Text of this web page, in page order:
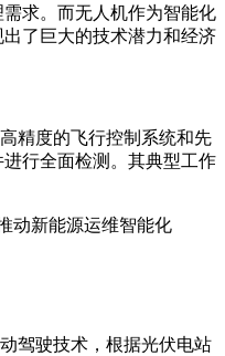
求。而无人机作为智能化
了巨大的技术潜力和经济
精度的飞行控制系统和先
行全面检测。其典型工作
驾驶技术，根据光伏电站